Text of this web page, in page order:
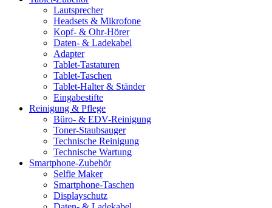
Lautsprecher
Headsets & Mikrofone
Kopf- & Ohr-Hörer
Daten- & Ladekabel
Adapter
Tablet-Tastaturen
Tablet-Taschen
Tablet-Halter & Ständer
Eingabestifte
Reinigung & Pflege
Büro- & EDV-Reinigung
Toner-Staubsauger
Technische Reinigung
Technische Wartung
Smartphone-Zubehör
Selfie Maker
Smartphone-Taschen
Displayschutz